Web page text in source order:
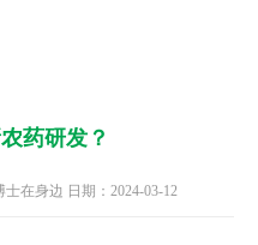
药研发？
在身边 日期：2024-03-12